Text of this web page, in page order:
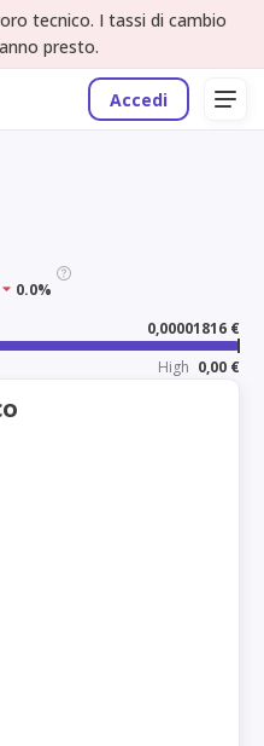
tecnico. I tassi di cambio
presto.
Accedi
0.0%
0,00001816 €
High 0,00 €